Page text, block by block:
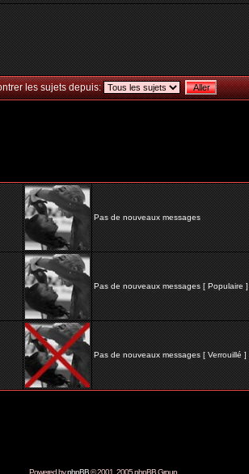
les sujets depuis:
Pas de nouveaux messages
Pas de nouveaux messages [ Populaire ]
Pas de nouveaux messages [ Verrouillé ]
Powered byphpBB© 2001, 2005 phpBB Group